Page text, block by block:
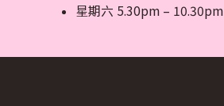
星期六 5.30pm – 10.30pm